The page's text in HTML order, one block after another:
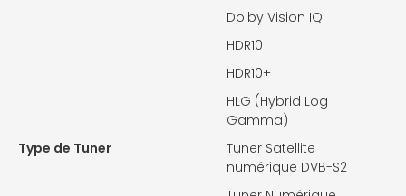
Dolby Vision IQ
HDR10
HDR10+
HLG (Hybrid Log
Gamma)
Type de Tuner
Tuner Satellite
numérique DVB-S2